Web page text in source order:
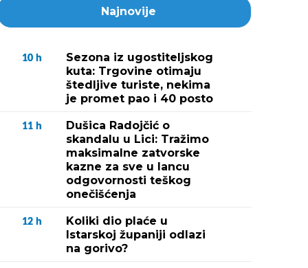
Najnovije
10 h
Sezona iz ugostiteljskog
kuta: Trgovine otimaju
štedljive turiste, nekima
je promet pao i 40 posto
11 h
Dušica Radojčić o
skandalu u Lici: Tražimo
maksimalne zatvorske
kazne za sve u lancu
odgovornosti teškog
onečišćenja
12 h
Koliki dio plaće u
Istarskoj županiji odlazi
na gorivo?